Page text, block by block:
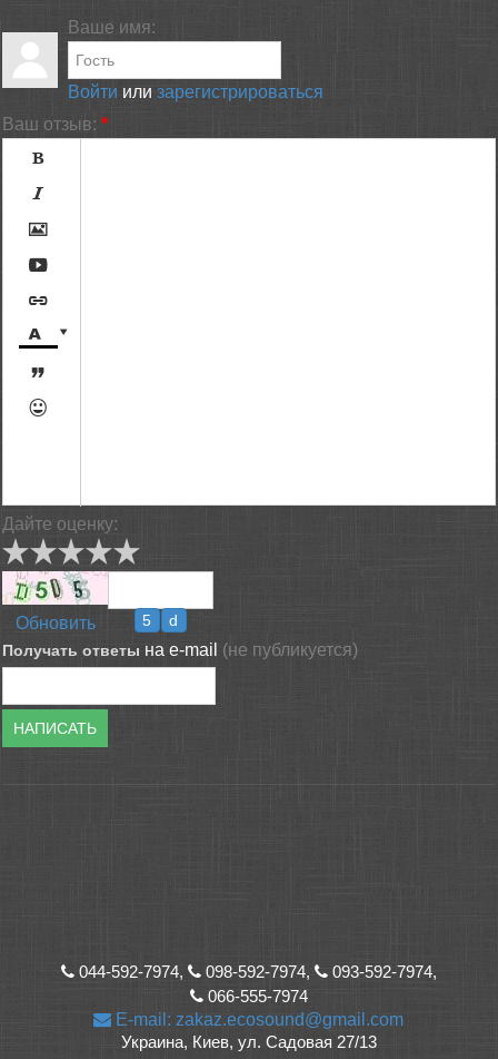
Ваше имя:
Войти илизарегистрироваться
Ваш отзыв: *









Дайте оценку:
Обновить
Получать ответы на e-mail (не публикуется)
НАПИСАТЬ
044-592-7974, 098-592-7974,
093-592-7974,
066-555-7974
E-mail: zakaz.ecosound@gmail.com
Украина, Киев, ул. Садовая 27/13